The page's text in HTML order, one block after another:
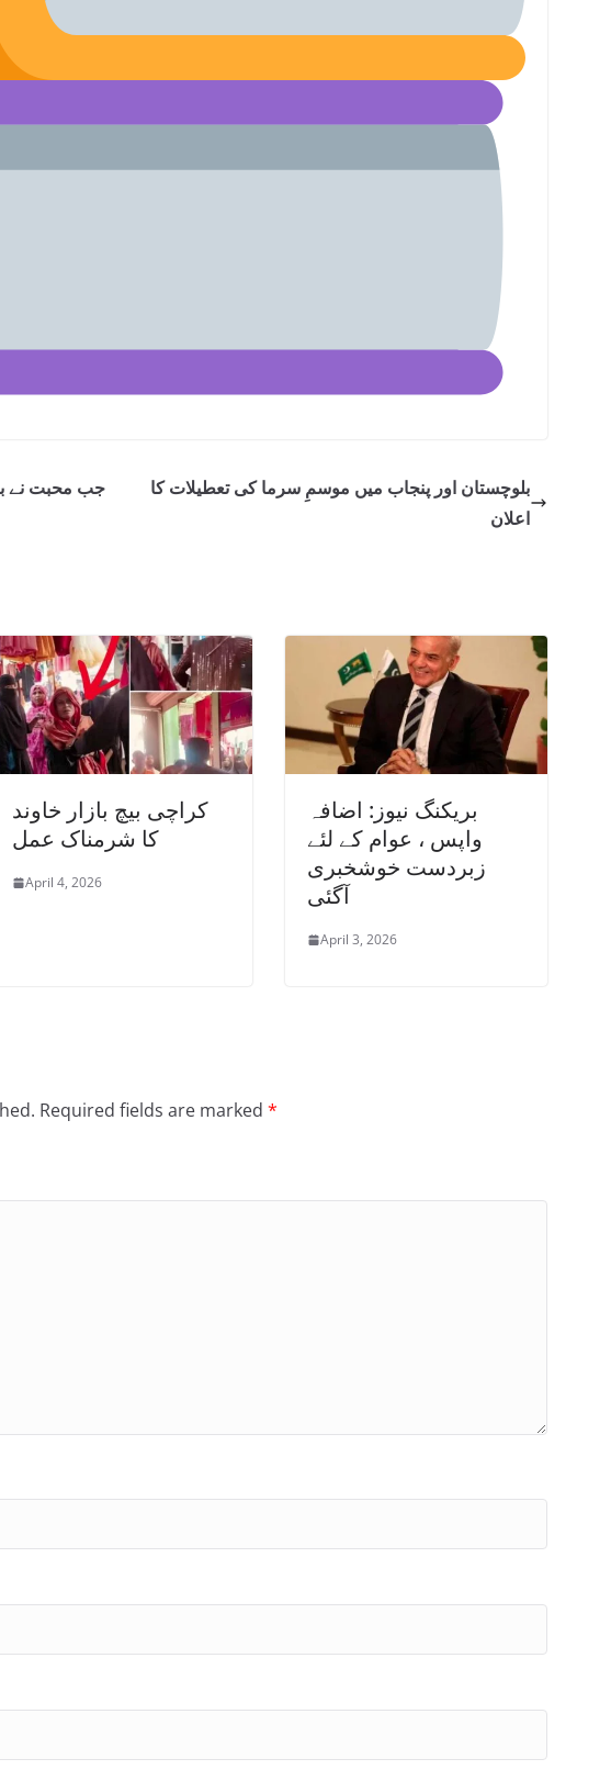
جب محبت نے
بلوچستان اور پنجاب میں موسمِ سرما کی تعطیلات کا
اعلان
کراچی بیچ بازار خاوند
کا شرمناک عمل
April 4, 2026
بریکنگ نیوز: اضافہ
واپس ، عوام کے لئے
زبردست خوشخبری
آگئی
April 3, 2026
Required fields are marked *